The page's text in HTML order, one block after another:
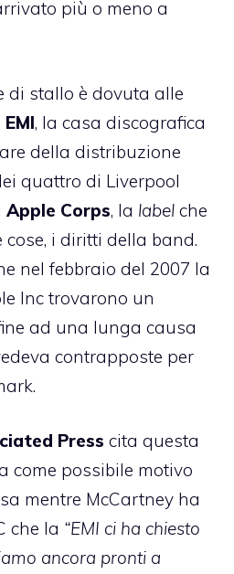
più o meno a
di stallo è dovuta alle
EMI, la casa discografica
della distribuzione
quattro di Liverpool
Apple Corps, la label che
cose, i diritti della band.
nel febbraio del 2007 la
Inc trovarono un
ad una lunga causa
contrapposte per
Press cita questa
come possibile motivo
mentre McCartney ha
che la “EMI ci ha chiesto
ancora pronti a